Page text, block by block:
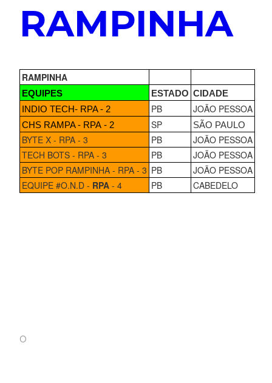
RAMPINHA
RAMPINHA
EQUIPES ESTADO CIDADE
INDIO TECH- RPA - 2
PB JOÃO PESSOA
CHS RAMPA - RPA - 2 SP SÃO PAULO
BYTE X - RPA - 3 PB
JOÃO PESSOA
TECH BOTS - RPA - 3
PB
JOÃO PESSOA
BYTE POP RAMPINHA - RPA - 3 PB
JOÃO PESSOA
EQUIPE #O.N.D - RPA- 4 PB CABEDELO
O